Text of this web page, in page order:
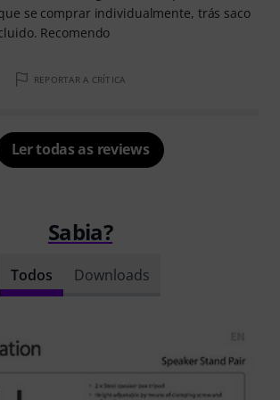
se comprar individualmente, trás saco
Recomendo
REPORTAR A CRÍTICA
Ler todas as reviews
Sabia?
Todos Downloads